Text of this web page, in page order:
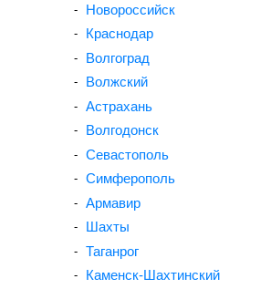
Новороссийск
Краснодар
Волгоград
Волжский
Астрахань
Волгодонск
Севастополь
Симферополь
Армавир
Шахты
Таганрог
Каменск-Шахтинский